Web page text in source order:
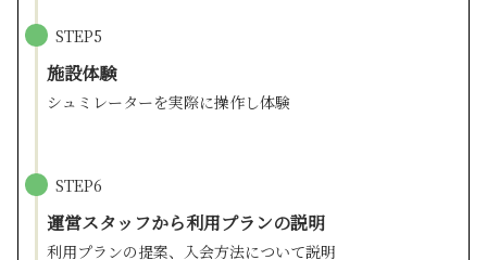
STEP5
施設体験
シュミレーターを実際に操作し体験
STEP6
運営スタッフから利用プランの説明
利用プランの提案、入会方法について説明